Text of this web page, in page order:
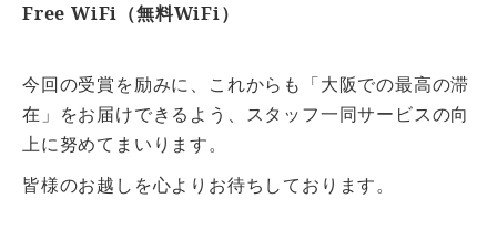
Free WiFi（無料WiFi）
今回の受賞を励みに、これからも「大阪での最高の滞
在」をお届けできるよう、スタッフ一同サービスの向
上に努めてまいります。
皆様のお越しを心よりお待ちしております。